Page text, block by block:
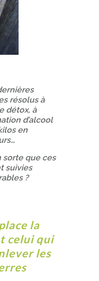
résolus à
détox, à
d’alcool
en
sorte que ces
suivies
?
la
celui qui
les